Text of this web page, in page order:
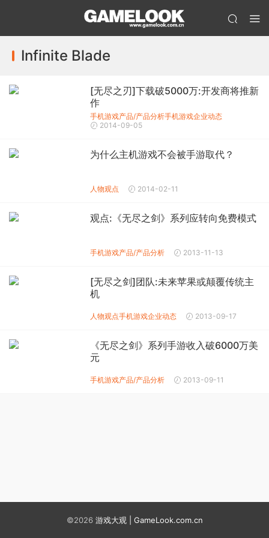
Infinite Blade
[无尽之刃]下载破5000万:开发商将推新
作
手机游戏产品/产品分析手机游戏企业动态
2014-09-05
为什么主机游戏不会被手游取代？
人物观点 2014-02-11
观点:《无尽之剑》系列应转向免费模式
手机游戏产品/产品分析 2013-11-13
[无尽之剑]团队:未来苹果或颠覆传统主
机
人物观点手机游戏企业动态 2013-09-17
《无尽之剑》系列手游收入破6000万美
元
手机游戏产品/产品分析 2013-09-11
©2026 游戏大观 | GameLook.com.cn